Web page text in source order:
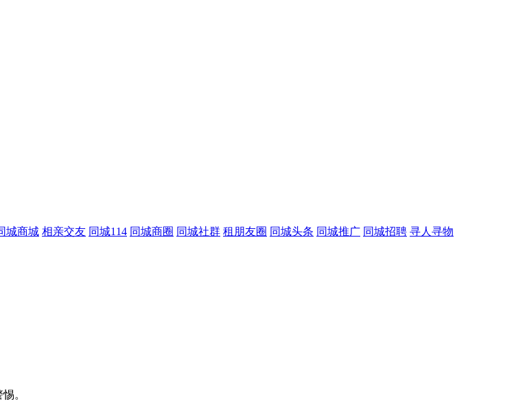
城商城 相亲交友 同城114 同城商圈 同城社群 租朋友圈 同城头条 同城推广 同城招聘 寻人寻物
。